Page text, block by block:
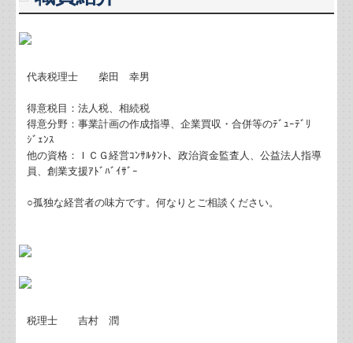
職員紹介
交通案内
業務案内
代表税理士 柴田 幸男
得意税目：法人税、相続税
得意分野：事業計画の作成指導、企業買収・合併等のﾃﾞｭｰﾃﾞﾘ
ｼﾞｪﾝｽ
他の資格：ＩＣＧ経営ｺﾝｻﾙﾀﾝﾄ、政治資金監査人、公益法人指導
員、創業支援ｱﾄﾞﾊﾞｲｻﾞｰ
○孤独な経営者の味方です。何なりとご相談ください。
税理士 吉村 潤